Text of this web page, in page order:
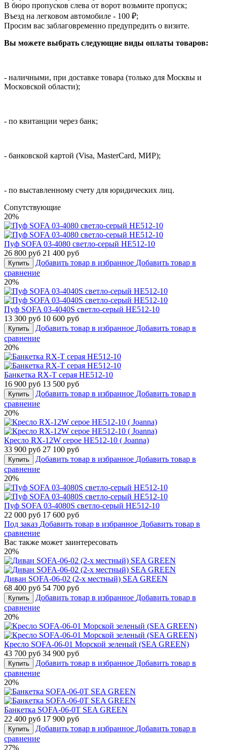
В бюро пропусков слева от ворот возьмите пропуск;
Въезд на легковом автомобиле - 100 ₽;
Просим вас заблаговременно предупредить о визите.
Вы можете выбрать следующие виды оплаты товаров:
- наличными, при доставке товара (только для Москвы и
Московской области);
- по квитанции через банк;
- банковской картой (Visa, MasterCard, МИР);
- по выставленному счету для юридических лиц.
Cопутствующие
20%
Пуф SOFA 03-4080 светло-серый HE512-10
26 800 руб 21 400 руб
Купить Добавить товар в избранное Добавить товар в
сравнение
20%
Пуф SOFA 03-4040S светло-серый HE512-10
13 300 руб 10 600 руб
Купить Добавить товар в избранное Добавить товар в
сравнение
20%
Банкетка RX-T серая HE512-10
16 900 руб 13 500 руб
Купить Добавить товар в избранное Добавить товар в
сравнение
20%
Кресло RX-12W серое HE512-10 ( Joanna)
33 900 руб 27 100 руб
Купить Добавить товар в избранное Добавить товар в
сравнение
20%
Пуф SOFA 03-4080S светло-серый HE512-10
22 000 руб 17 600 руб
Под заказ Добавить товар в избранное Добавить товар в
сравнение
Вас также может заинтересовать
20%
Диван SOFA-06-02 (2-х местный) SEA GREEN
68 400 руб 54 700 руб
Купить Добавить товар в избранное Добавить товар в
сравнение
20%
Кресло SOFA-06-01 Морской зеленый (SEA GREEN)
43 700 руб 34 900 руб
Купить Добавить товар в избранное Добавить товар в
сравнение
20%
Банкетка SOFA-06-0T SEA GREEN
22 400 руб 17 900 руб
Купить Добавить товар в избранное Добавить товар в
сравнение
27%